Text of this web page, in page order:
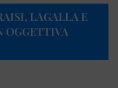
LAGALLA E
OGGETTIVA